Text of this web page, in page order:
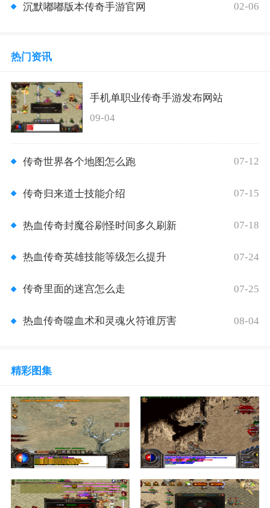
沉默嘟嘟版本传奇手游官网 02-06
热门资讯
手机单职业传奇手游发布网站
09-04
传奇世界各个地图怎么跑 07-12
传奇归来道士技能介绍 07-15
热血传奇封魔谷刷怪时间多久刷新 07-18
热血传奇英雄技能等级怎么提升 07-24
传奇里面的迷宫怎么走 07-25
热血传奇噬血术和灵魂火符谁厉害 08-04
精彩图集